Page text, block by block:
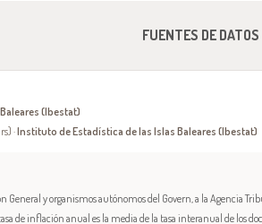
FUENTES DE DATOS
(Ibestat)
·Instituto de Estadística de las Islas Baleares (Ibestat)
y organismos autónomos del Govern, a la Agencia
tasa de inflación anual es la media de la tasa interanual de los